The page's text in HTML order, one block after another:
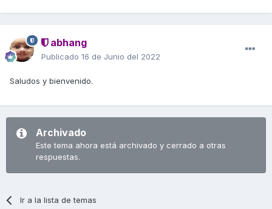
abhang
Publicado 16 de Junio del 2022
Saludos y bienvenido.
Archivado
Este tema ahora está archivado y cerrado a otras
respuestas.
Ir a la lista de temas